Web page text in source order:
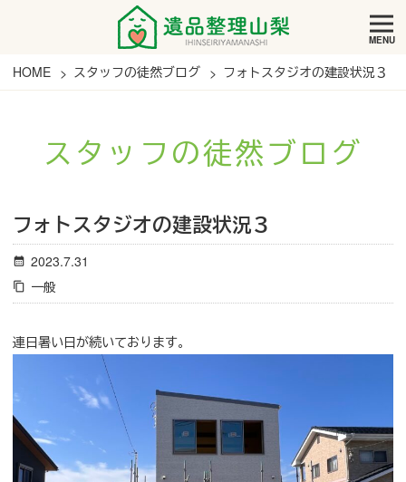
MENU
HOME スタッフの徒然ブログ フォトスタジオの建設状況３
スタッフの徒然ブログ
フォトスタジオの建設状況３
2023.7.31
一般
連日暑い日が続いております。